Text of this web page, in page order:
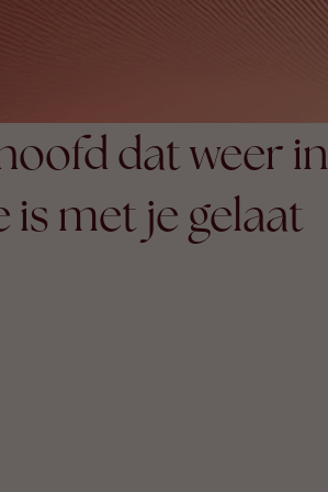
dat weer in
met je gelaat